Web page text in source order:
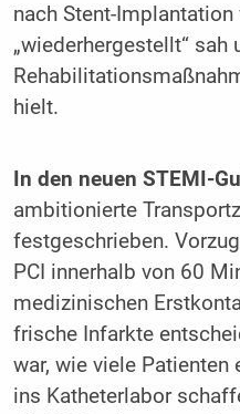
nach Stent-
„wiederhergestellt“
hielt.
In den neuen STEMI-
ambitionierte
festgeschrieben.
PCI innerhalb von 60
medizinischen
frische Infarkte
war, wie viele Patienten
ins Katheterlabor